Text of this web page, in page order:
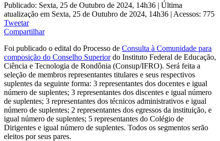
Publicado: Sexta, 25 de Outubro de 2024, 14h36 | Última
atualização em Sexta, 25 de Outubro de 2024, 14h36 | Acessos: 775
Tweetar
Compartilhar
Foi publicado o edital do Processo de Consulta à Comunidade para
composição do Conselho Superiordo Instituto Federal de Educação,
Ciência e Tecnologia de Rondônia (Consup/IFRO). Será feita a
seleção de membros representantes titulares e seus respectivos
suplentes da seguinte forma: 3 representantes dos docentes e igual
número de suplentes; 3 representantes dos discentes e igual número
de suplentes; 3 representantes dos técnicos administrativos e igual
número de suplentes; 2 representantes dos egressos da instituição, e
igual número de suplentes; 5 representantes do Colégio de
Dirigentes e igual número de suplentes. Todos os segmentos serão
eleitos por seus pares.